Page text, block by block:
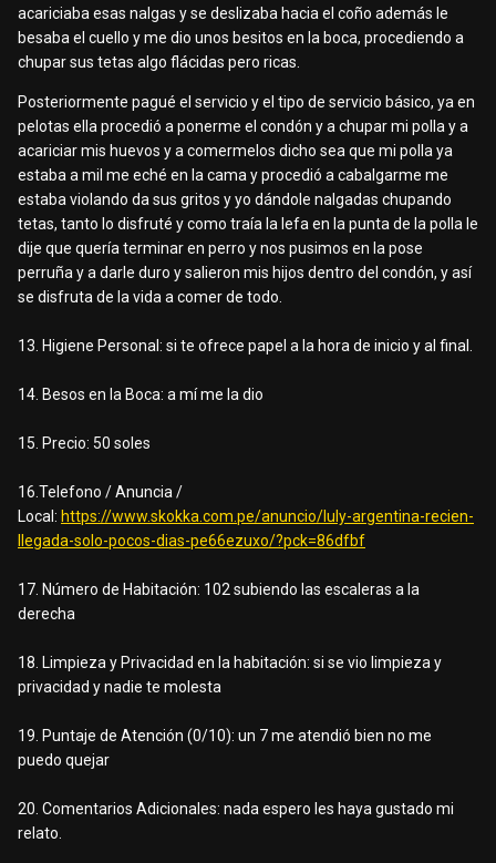
acariciaba esas nalgas y se deslizaba hacia el coño además le
besaba el cuello y me dio unos besitos en la boca, procediendo a
chupar sus tetas algo flácidas pero ricas.
Posteriormente pagué el servicio y el tipo de servicio básico, ya en
pelotas ella procedió a ponerme el condón y a chupar mi polla y a
acariciar mis huevos y a comermelos dicho sea que mi polla ya
estaba a mil me eché en la cama y procedió a cabalgarme me
estaba violando da sus gritos y yo dándole nalgadas chupando
tetas, tanto lo disfruté y como traía la lefa en la punta de la polla le
dije que quería terminar en perro y nos pusimos en la pose
perruña y a darle duro y salieron mis hijos dentro del condón, y así
se disfruta de la vida a comer de todo.
13. Higiene Personal: si te ofrece papel a la hora de inicio y al final.
14. Besos en la Boca: a mí me la dio
15. Precio: 50 soles
16.Telefono / Anuncia /
Local: https://www.skokka.com.pe/anuncio/luly-argentina-recien-
llegada-solo-pocos-dias-pe66ezuxo/?pck=86dfbf
17. Número de Habitación: 102 subiendo las escaleras a la
derecha
18. Limpieza y Privacidad en la habitación: si se vio limpieza y
privacidad y nadie te molesta
19. Puntaje de Atención (0/10): un 7 me atendió bien no me
puedo quejar
20. Comentarios Adicionales: nada espero les haya gustado mi
relato.